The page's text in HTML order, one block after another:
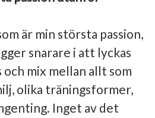
är min största passion,
snarare i att lyckas
och mix mellan allt som
olika träningsformer,
Inget av det